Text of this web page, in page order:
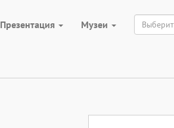
Презентация Музеи